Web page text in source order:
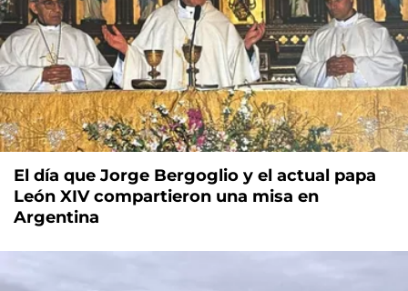
El día que Jorge Bergoglio y el actual papa
León XIV compartieron una misa en
Argentina